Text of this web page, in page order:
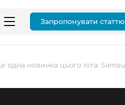
Запропонувати статтю